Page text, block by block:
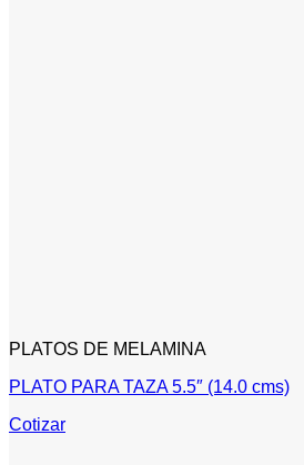
PLATOS DE MELAMINA
PLATO PARA TAZA 5.5″ (14.0 cms)
Cotizar